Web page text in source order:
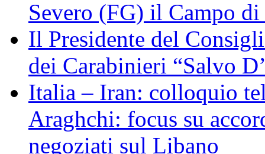
Severo (FG) il Campo
Il Presidente del
dei Carabinieri “Salvo
Italia – Iran: colloquio
Araghchi: focus su
negoziati sul Libano